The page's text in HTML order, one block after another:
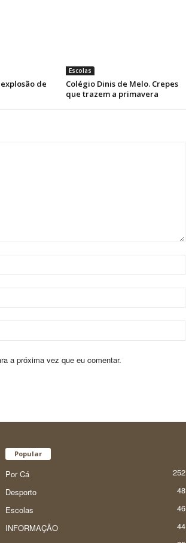
de
Escolas
Colégio Dinis de Melo. Crepes
que trazem a primavera
a próxima vez que eu comentar.
Popular
Por Cá
252
Desporto
48
Escolas
46
INFORMAÇÃO
44